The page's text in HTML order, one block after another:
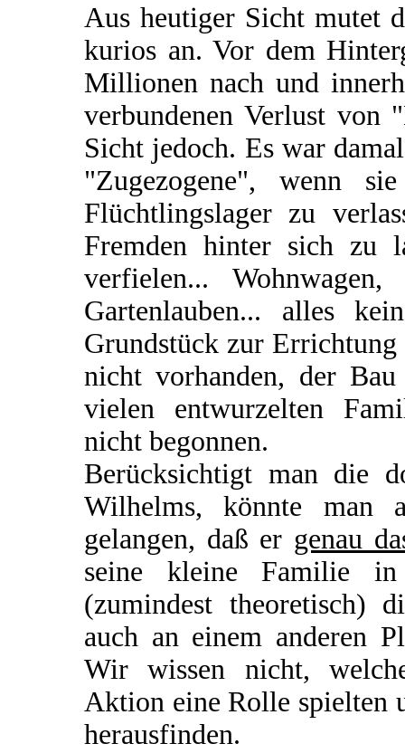
Aus heutiger Sicht mutet
kurios an. Vor dem
Millionen nach und
verbundenen Verlust
Sicht jedoch. Es war
"Zugezogene", wenn
Flüchtlingslager zu
Fremden hinter sich zu
verfielen... Wohnwagen,
Gartenlauben... alles
Grundstück zur Errichtung
nicht vorhanden, der
vielen entwurzelten
nicht begonnen.
Berücksichtigt man die
Wilhelms, könnte man
gelangen, daß er genau
seine kleine Familie
(zumindest theoretisch)
auch an einem anderen
Wir wissen nicht,
Aktion eine Rolle spielten
herausfinden.